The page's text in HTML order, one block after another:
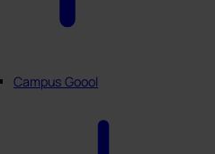
Campus Goool